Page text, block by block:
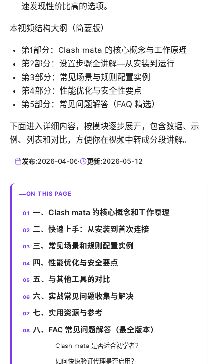
速发现性价比高的选项。
本视频结构大纲（简要版）
第1部分：Clash mata 的核心概念与工作原理
第2部分：设置步骤全讲解—从安装到运行
第3部分：常见场景与规则配置实例
第4部分：性能优化与安全性要点
第5部分：常见问题解答（FAQ 精选）
下面进入详细内容，按模块逐步展开，包含数据、示
例、列表和对比，方便你在视频中转成分段讲解。
发布:2026-04-06· 更新:2026-05-12
ON THIS PAGE
一、Clash mata 的核心概念和工作原理
二、快速上手：从安装到首次连接
三、常见场景和规则配置实例
四、性能优化与安全要点
五、与其他工具的对比
六、实战常见问题收集与解决
七、实用资源与参考
八、FAQ 常见问题解答（最全版本）
Clash mata 是否适合初学者？
如何快速验证代理是否启用？